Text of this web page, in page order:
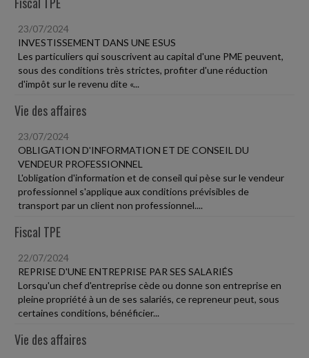
23/07/2024
INVESTISSEMENT DANS UNE ESUS
Les particuliers qui souscrivent au capital d'une PME peuvent,
sous des conditions très strictes, profiter d'une réduction
d'impôt sur le revenu dite «...
Vie des affaires
23/07/2024
OBLIGATION D'INFORMATION ET DE CONSEIL DU
VENDEUR PROFESSIONNEL
L'obligation d'information et de conseil qui pèse sur le vendeur
professionnel s'applique aux conditions prévisibles de
transport par un client non professionnel....
Fiscal TPE
22/07/2024
REPRISE D'UNE ENTREPRISE PAR SES SALARIÉS
Lorsqu'un chef d'entreprise cède ou donne son entreprise en
pleine propriété à un de ses salariés, ce repreneur peut, sous
certaines conditions, bénéficier...
Vie des affaires